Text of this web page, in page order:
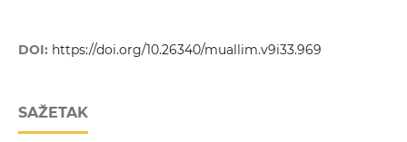
DOI: https://doi.org/10.26340/muallim.v9i33.969
SAŽETAK